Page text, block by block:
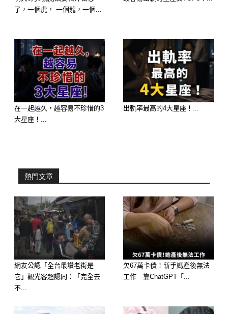
事情的真相，需要始於幾個月前說起。
昆博請來了一名遠房親戚阿強修繕。
阿強這人嘴甜手快，經常借著修補房子
的借口出入林家。
漸漸地，他的存在似乎成為了兒媳生活
的烙印，而令人毛骨悚然的是，一場不
堪的交易正在悄然醞釀。
真實性，林老先生懷著復雜的情緒偷偷
在看似平靜的家庭日常背後，一場血淋
淋的真相逐漸浮出了水面，讓林老先生
整晚難以安睡。
監控的畫面最終證實了昆博內心最害怕
的猜測。
深夜中，一個熟悉的黑影悄然摸進林
家。
了，一個虎， 一個龍，一個...
在一起越久，越容易不珍惜的3
大星座！...
出軌率最高的4大星座！...
熱門文章
網友公認「全台最讚老街是
它」觀光客超認同：「完全去
不...
欠67萬卡債！新手媽產後無法
工作 靠ChatGPT「...